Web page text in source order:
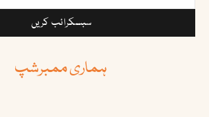
سبسکرائب کریں
ہماری ممبرشپ